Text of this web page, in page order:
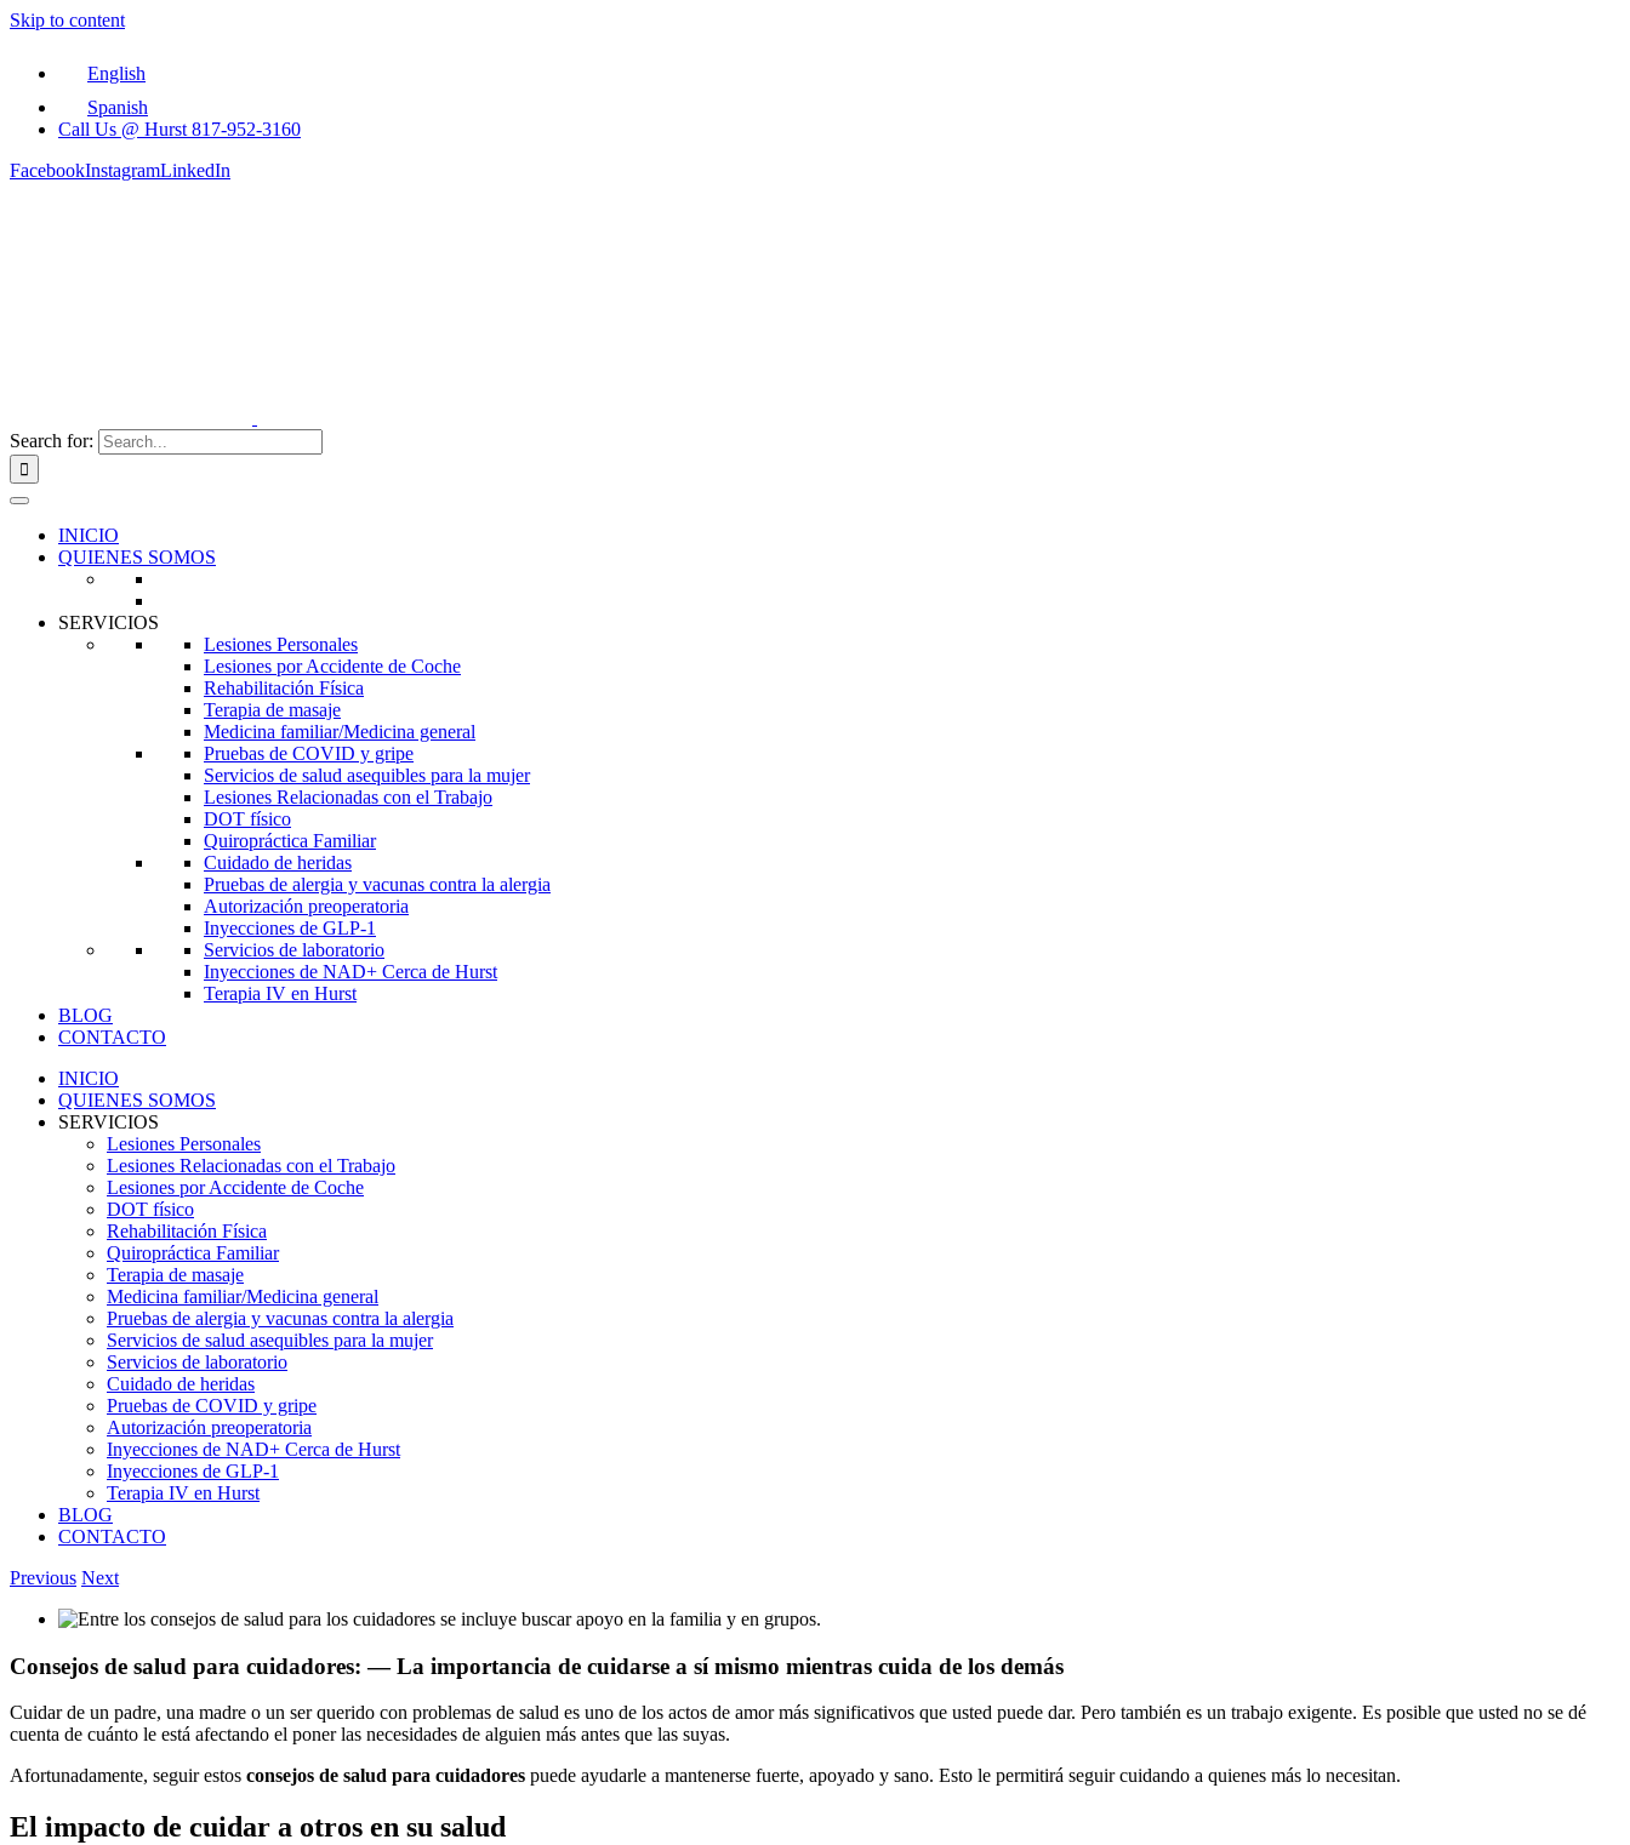
Skip to content
English
Spanish
Call Us @ Hurst 817-952-3160
FacebookInstagramLinkedIn
Search for:
INICIO
QUIENES SOMOS
SERVICIOS
Lesiones Personales
Lesiones por Accidente de Coche
Rehabilitación Física
Terapia de masaje
Medicina familiar/Medicina general
Pruebas de COVID y gripe
Servicios de salud asequibles para la mujer
Lesiones Relacionadas con el Trabajo
DOT físico
Quiropráctica Familiar
Cuidado de heridas
Pruebas de alergia y vacunas contra la alergia
Autorización preoperatoria
Inyecciones de GLP-1
Servicios de laboratorio
Inyecciones de NAD+ Cerca de Hurst
Terapia IV en Hurst
BLOG
CONTACTO
INICIO
QUIENES SOMOS
SERVICIOS
Lesiones Personales
Lesiones Relacionadas con el Trabajo
Lesiones por Accidente de Coche
DOT físico
Rehabilitación Física
Quiropráctica Familiar
Terapia de masaje
Medicina familiar/Medicina general
Pruebas de alergia y vacunas contra la alergia
Servicios de salud asequibles para la mujer
Servicios de laboratorio
Cuidado de heridas
Pruebas de COVID y gripe
Autorización preoperatoria
Inyecciones de NAD+ Cerca de Hurst
Inyecciones de GLP-1
Terapia IV en Hurst
BLOG
CONTACTO
Previous Next
Consejos de salud para cuidadores: — La importancia de cuidarse a sí mismo mientras cuida de los demás
Cuidar de un padre, una madre o un ser querido con problemas de salud es uno de los actos de amor más significativos que usted puede dar. Pero también es un trabajo exigente. Es posible que usted no se dé
cuenta de cuánto le está afectando el poner las necesidades de alguien más antes que las suyas.
Afortunadamente, seguir estos consejos de salud para cuidadores puede ayudarle a mantenerse fuerte, apoyado y sano. Esto le permitirá seguir cuidando a quienes más lo necesitan.
El impacto de cuidar a otros en su salud